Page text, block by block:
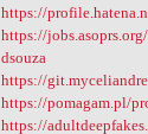
https://
https://
dsouza
https://
https://pomagam.pl/
https://